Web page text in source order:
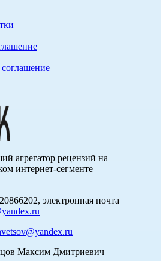
соглашение
агрегатор рецензий на
интернет-сегменте
электронная почта
Максим Дмитриевич